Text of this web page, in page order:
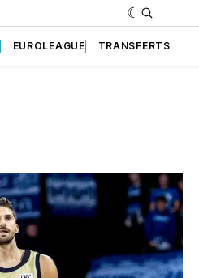
EUROLEAGUE TRANSFERTS